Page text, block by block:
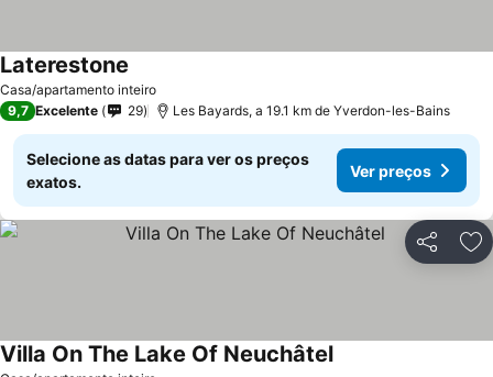
Casa/apartamento inteiro
Laterestone
9,7 Excelente 29 Les Bayards, a 19.1 km de Yverdon-les-Bains
Selecione as datas para ver os preços
exatos.
Ver preços
Partilhar
Villa On The Lake Of Neuchâtel